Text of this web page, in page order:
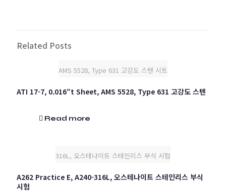
Related Posts
AMS 5528, Type 631 고강도 스텐 시트
ATI 17-7, 0.016″t Sheet, AMS 5528, Type 631 고강도 스텐
Read more
316L, 오스테나이트 스테인리스 부식 시험
A262 Practice E, A240-316L, 오스테나이트 스테인리스 부식
시험